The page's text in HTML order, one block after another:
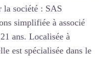
la société : SAS
simplifiée à associé
ans. Localisée à
est spécialisée dans le